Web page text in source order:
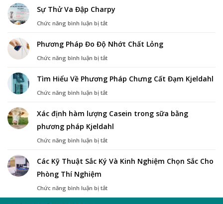
Sự Thử Va Đập Charpy
Chức năng bình luận bị tắtở
Va
Đập
Phương Pháp Đo Độ Nhớt Chất Lỏng
Chức năng bình luận bị tắtở
Đo
Độ
Lỏng
Tìm Hiểu Về Phương Pháp Chưng Cất Đạm Kjeldahl
Chức năng bình luận bị tắtở
Về
Phương
Chưng
Đạm
Xác định hàm lượng Casein trong sữa bằng
phương pháp Kjeldahl
Chức năng bình luận bị tắtở
hàm
trong
sữa
Các Kỹ Thuật Sắc Ký Và Kinh Nghiệm Chọn Sắc Cho
Phòng Thí Nghiệm
Chức năng bình luận bị tắtở